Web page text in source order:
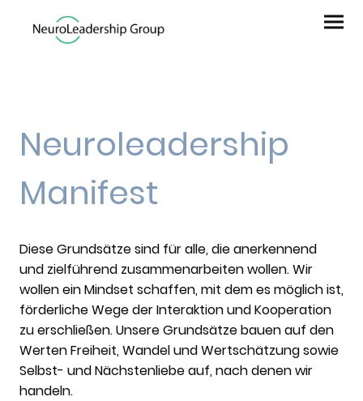
Neuroleadership
Manifest
Diese Grundsätze sind für alle, die anerkennend
und zielführend zusammenarbeiten wollen. Wir
wollen ein Mindset schaffen, mit dem es möglich ist,
förderliche Wege der Interaktion und Kooperation
zu erschließen. Unsere Grundsätze bauen auf den
Werten Freiheit, Wandel und Wertschätzung sowie
Selbst- und Nächstenliebe auf, nach denen wir
handeln.